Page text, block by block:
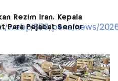
Rezim Iran, Kepala
Para Pejabat Senior